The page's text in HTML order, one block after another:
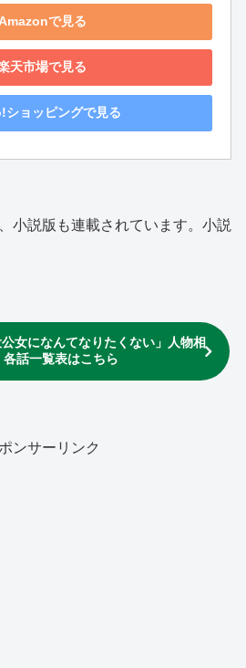
Amazonで見る
天市場で見る
ショッピングで見る
小説版も連載されています。小説
公女になんてなりたくない」人物相
各話一覧表はこちら
ンサーリンク